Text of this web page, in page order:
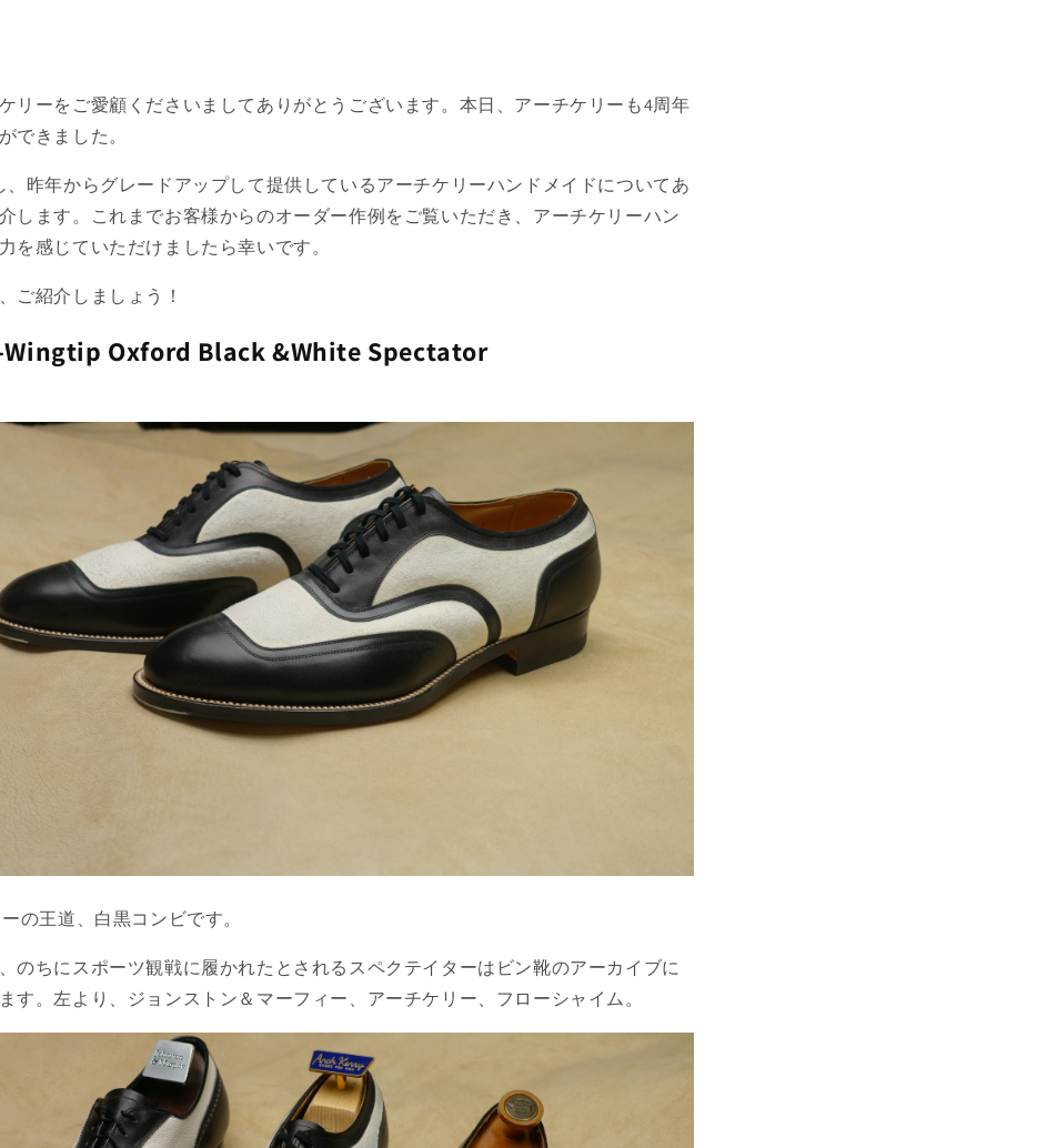
リーをご愛顧くださいましてありがとうございます。本日、アーチケリーも4周年
できました。
、昨年からグレードアップして提供しているアーチケリーハンドメイドについてあ
します。これまでお客様からのオーダー作例をご覧いただき、アーチケリーハン
を感じていただけましたら幸いです。
ご紹介しましょう！
Wingtip Oxford Black &White Spectator
の王道、白黒コンビです。
のちにスポーツ観戦に履かれたとされるスペクテイターはビン靴のアーカイブに
す。左より、ジョンストン＆マーフィー、アーチケリー、フローシャイム。